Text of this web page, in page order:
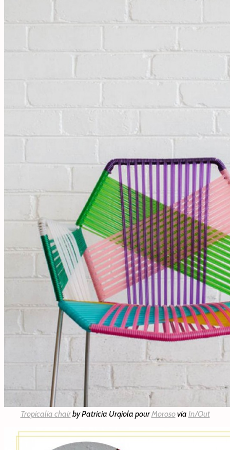
Tropicalia chairby Patricia Urqiola pourMorosovia In/Out